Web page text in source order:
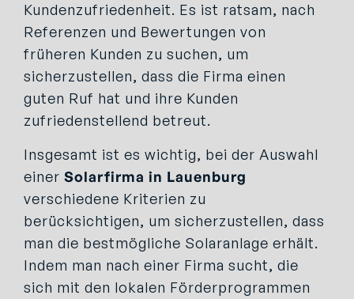
Kundenzufriedenheit. Es ist ratsam, nach
Referenzen und Bewertungen von
früheren Kunden zu suchen, um
sicherzustellen, dass die Firma einen
guten Ruf hat und ihre Kunden
zufriedenstellend betreut.
Insgesamt ist es wichtig, bei der Auswahl
einer Solarfirma in Lauenburg
verschiedene Kriterien zu
berücksichtigen, um sicherzustellen, dass
man die bestmögliche Solaranlage erhält.
Indem man nach einer Firma sucht, die
sich mit den lokalen Förderprogrammen